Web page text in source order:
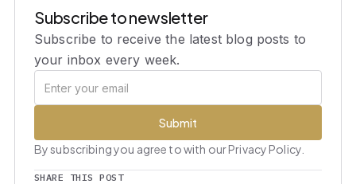
Subscribe to newsletter
Subscribe to receive the latest blog posts to
your inbox every week.
By subscribing you agree to with our Privacy Policy.
SHARE THIS POST